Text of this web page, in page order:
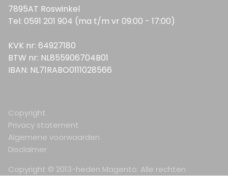
7895AT Roswinkel
Tel: 0591 201 904 (ma t/m vr 09:00 - 17:00)
KVK nr: 64927180
BTW nr: NL855906704B01
IBAN: NL71RABO0111028566
Copyright © 2013-heden Magento. Alle rechten
Copyright
Privacy statement
Algemene voorwaarden
Disclaimer